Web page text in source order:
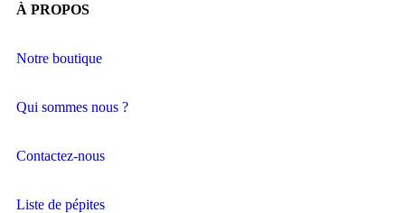
À PROPOS
Notre boutique
Qui sommes nous ?
Contactez-nous
Liste de pépites